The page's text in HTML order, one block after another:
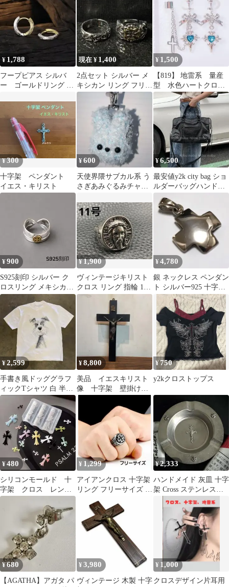
¥ 1,788
フープピアス シルバ
ー ゴールドリング メ
彫刻 Y2K
現在 ¥1,400
2点セット シルバー メ
キシカン リング フリー
サイズ
¥ 1,500
【819】 地雷系 量産
型 水色ハートクロス
イヤリング・イヤーカ
フ
¥300
十字架 ペンダント
イエス・キリスト
¥600
天使界隈サブカル系 う
さぎあみぐるみチャー
¥6,500
最安値y2k city bag ショ
ルダーバッグハンドバ
ッグ archive
¥900
S925刻印 シルバー ク
ロスリング メキシカン
インディアン ヴィンテ
ージ
¥1,900
ヴィンテージキリスト
クロス リング 指輪 11
号 シルバー
¥4,780
銀 ネックレス ペンダン
ト シルバー925 十字架
クロス 可愛い 小さい
¥2,599
手書き風ドッググラフ
ィックTシャツ 白 半袖
Y2K archive
¥8,800
美品 イエスキリスト
像 十字架 壁掛け
キリスト教
¥ 750
y2kクロストップス
¥480
シリコンモールド 十
字架 クロス レン
ジ デコレーション
クロムネイル 装飾
¥ 1,299
アイアンクロス 十字架
リング フリーサイズ 指
輪 バイカー ロック ス
トリート
¥2,333
ハンドメイド 灰皿 十字
架 Cross ステンレス※
ノーブランド
¥680
【AGATHA】アガタ パ
¥ 3,980
ヴィンテージ 木製 十字
¥ 1,000
クロスデザイン片耳用